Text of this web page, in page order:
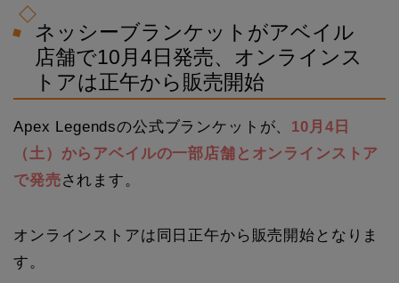
ネッシーブランケットがアベイル
店舗で10月4日発売、オンラインス
トアは正午から販売開始
Apex Legendsの公式ブランケットが、 10月4日
（土）からアベイルの一部店舗とオンラインストア
で発売されます。
オンラインストアは同日正午から販売開始となりま
す。